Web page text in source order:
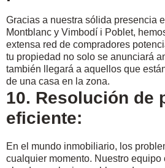
Gracias a nuestra sólida presencia
Montblanc y Vimbodí i Poblet,
extensa red de compradores
tu propiedad no solo se anunciará
también llegará a aquellos que
de una casa en la zona.
10. Resolución de
eficiente:
En el mundo inmobiliario, los
cualquier momento. Nuestro equipo